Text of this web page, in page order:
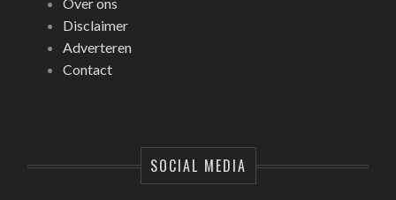
Disclaimer
Adverteren
Contact
SOCIAL MEDIA